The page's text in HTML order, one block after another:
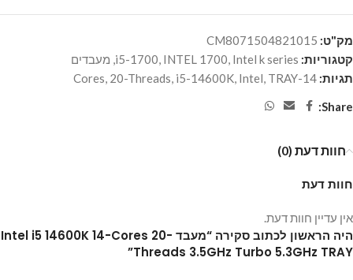
מק"ט: CM8071504821015
קטגוריות:
i5-1700, INTEL 1700, Intel k series
, מעבדים
תגיות: 14-Cores
, 20-Threads, i5-14600K, Intel, TRAY
Share:
חוות דעת (0)
חוות דעת
אין עדיין חוות דעת.
היה הראשון לכתוב סקירה “מעבד Intel i5 14600K 14-Cores 20-
Threads 3.5GHz Turbo 5.3GHz TRAY”